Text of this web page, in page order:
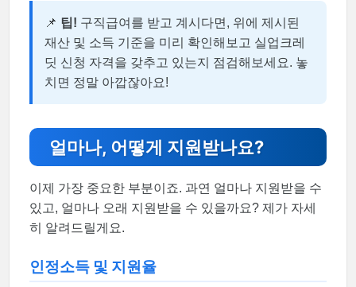
📌 팁! 구직급여를 받고 계시다면, 위에 제시된
재산 및 소득 기준을 미리 확인해보고 실업크레
딧 신청 자격을 갖추고 있는지 점검해보세요. 놓
치면 정말 아깝잖아요!
얼마나, 어떻게 지원받나요?
이제 가장 중요한 부분이죠. 과연 얼마나 지원받을 수
있고, 얼마나 오래 지원받을 수 있을까요? 제가 자세
히 알려드릴게요.
인정소득 및 지원율